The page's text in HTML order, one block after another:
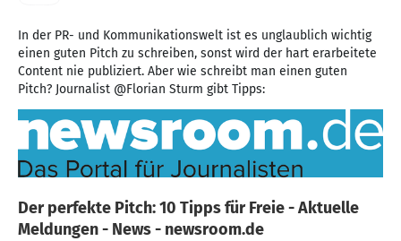
In der PR- und Kommunikationswelt ist es unglaublich wichtig
einen guten Pitch zu schreiben, sonst wird der hart erarbeitete
Content nie publiziert. Aber wie schreibt man einen guten
Pitch? Journalist @Florian Sturm gibt Tipps:
Der perfekte Pitch: 10 Tipps für Freie - Aktuelle
Meldungen - News - newsroom.de